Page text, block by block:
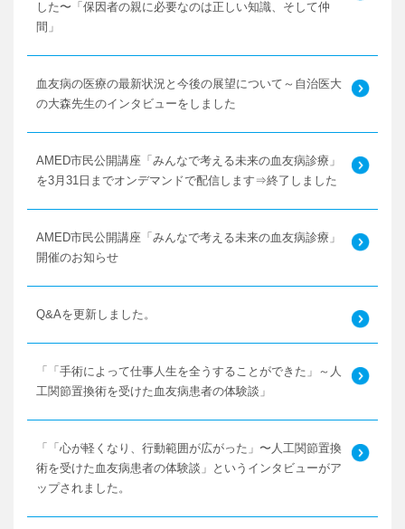
した〜「保因者の親に必要なのは正しい知識、そして仲
間」
血友病の医療の最新状況と今後の展望について～自治医大
の大森先生のインタビューをしました
AMED市民公開講座「みんなで考える未来の血友病診療」
を3月31日までオンデマンドで配信します⇒終了しました
AMED市民公開講座「みんなで考える未来の血友病診療」
開催のお知らせ
Q&Aを更新しました。
「「手術によって仕事人生を全うすることができた」～人
工関節置換術を受けた血友病患者の体験談」
「「心が軽くなり、行動範囲が広がった」〜人工関節置換
術を受けた血友病患者の体験談」というインタビューがア
ップされました。